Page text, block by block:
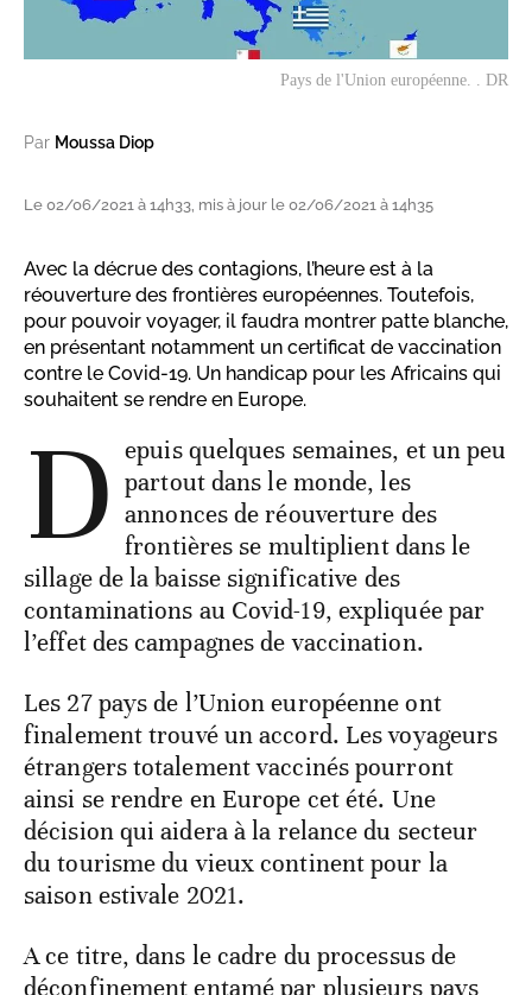
Pays de l'Union européenne. . DR
Par Moussa Diop
Le 02/06/2021 à 14h33, mis à jour le 02/06/2021 à 14h35
Avec la décrue des contagions, l’heure est à la
réouverture des frontières européennes. Toutefois,
pour pouvoir voyager, il faudra montrer patte blanche,
en présentant notamment un certificat de vaccination
contre le Covid-19. Un handicap pour les Africains qui
souhaitent se rendre en Europe.
D epuis quelques semaines, et un peu
partout dans le monde, les
annonces de réouverture des
frontières se multiplient dans le
sillage de la baisse significative des
contaminations au Covid-19, expliquée par
l’effet des campagnes de vaccination.
Les 27 pays de l’Union européenne ont
finalement trouvé un accord. Les voyageurs
étrangers totalement vaccinés pourront
ainsi se rendre en Europe cet été. Une
décision qui aidera à la relance du secteur
du tourisme du vieux continent pour la
saison estivale 2021.
A ce titre, dans le cadre du processus de
déconfinement entamé par plusieurs pays